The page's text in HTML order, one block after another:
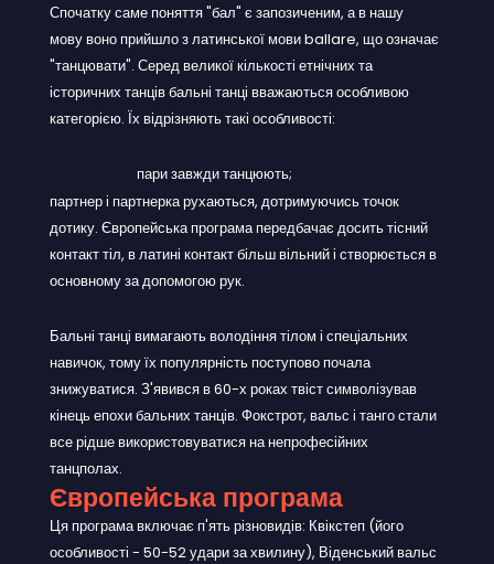
Спочатку саме поняття "бал" є запозиченим, а в нашу
мову воно прийшло з латинської мови ballare, що означає
"танцювати". Серед великої кількості етнічних та
історичних танців бальні танці вважаються особливою
категорією. Їх відрізняють такі особливості:
пари завжди танцюють;
партнер і партнерка рухаються, дотримуючись точок
дотику. Європейська програма передбачає досить тісний
контакт тіл, в латині контакт більш вільний і створюється в
основному за допомогою рук.
Бальні танці вимагають володіння тілом і спеціальних
навичок, тому їх популярність поступово почала
знижуватися. З'явився в 60-х роках твіст символізував
кінець епохи бальних танців. Фокстрот, вальс і танго стали
все рідше використовуватися на непрофесійних
танцполах.
Європейська програма
Ця програма включає п'ять різновидів: Квікстеп (його
особливості - 50-52 удари за хвилину), Віденський вальс